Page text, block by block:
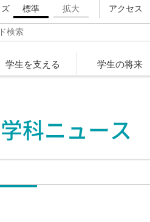
標準 拡大 アクセス
学生を支える 学生の将来
科ニュース